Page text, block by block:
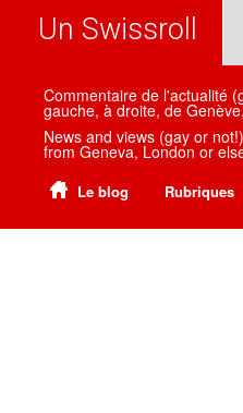
Un Swissroll
Commentaire de l'actualité
gauche, à droite, de
News and views (gay or
from Geneva, London or
Le blog Rubriques